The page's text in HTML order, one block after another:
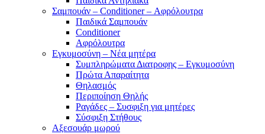
Σαμπουάν – Conditioner – Αφρόλουτρα
Παιδικά Σαμπουάν
Conditioner
Αφρόλουτρα
Εγκυμοσύνη – Νέα μητέρα
Συμπληρώματα Διατροφης – Εγκυμοσύνη
Πρώτα Απαραίτητα
Θηλασμός
Περιποίηση Θηλής
Ραγάδες – Συσφιξη για μητέρες
Σύσφιξη Στήθους
Αξεσουάρ μωρού